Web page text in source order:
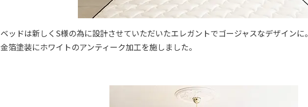
ベッドは新しくS様の為に設計させていただいたエレガントでゴージャスなデザインに。
金箔塗装にホワイトのアンティーク加工を施しました。